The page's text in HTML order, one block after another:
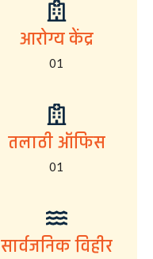
आरोग्य केंद्र
01
तलाठी ऑफिस
01
सार्वजनिक विहीर